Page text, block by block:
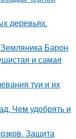
деревьях.
Барон
и самая
туи и их
Чем удобрять и
Защита